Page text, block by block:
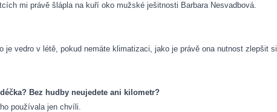
mi právě šlápla na kuří oko mužské ješitnosti Barbara Nesvadbová.
vedro v létě, pokud nemáte klimatizaci, jako je právě ona nutnost zlepšit si
Bez hudby neujedete ani kilometr?
používala jen chvíli.